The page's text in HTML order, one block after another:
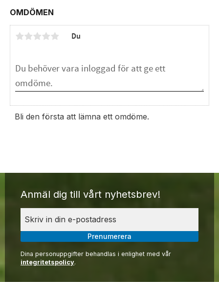
OMDÖMEN
Du
Bli den första att lämna ett omdöme.
Anmäl dig till vårt nyhetsbrev!
Prenumerera
Dina personuppgifter behandlas i enlighet med vår
integritetspolicy.